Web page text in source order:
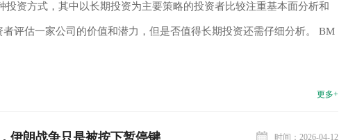
资方式，其中以长期投资为主要策略的投资者比较注重基本面分析和
评估一家公司的价值和潜力，但是否值得长期投资还需仔细分析。 BM
更多+
伊朗战争只是被按下暂停键 时间：2026-04-12